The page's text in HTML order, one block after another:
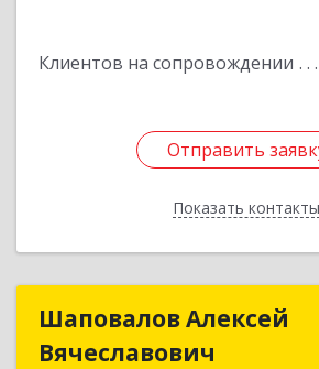
Клиентов на сопровождении
Отправить
Показать контакты
Отправить
Назад
Шаповалов Алексей
Вячеславович